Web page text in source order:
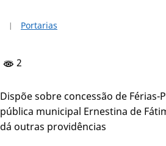
Portarias
2
Dispõe sobre concessão de Férias-
pública municipal Ernestina de
dá outras providências